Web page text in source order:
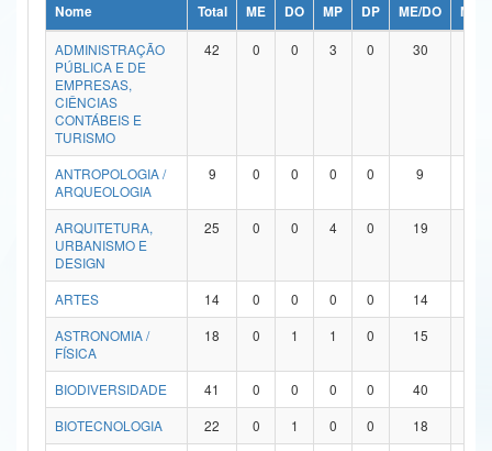
Ministério da Ciência, Tecnologia, Inovações e Comunicações
Ministério do Meio Ambiente
Ministério do Turismo
Ministério do Desenvolvimento Regional
Controladoria-Geral da União
Ministério da Mulher, da Família e dos Direitos Humanos
Secretaria de Governo
Advocacia-Geral da União
Nome Total ME DO MP DP ME/DO
MP/
ADMINISTRAÇÃO
PÚBLICA E DE
EMPRESAS,
CIÊNCIAS
CONTÁBEIS E
TURISMO
42 0 0 3 0 30
ANTROPOLOGIA /
ARQUEOLOGIA
9 0 0 0 0 9
ARQUITETURA,
URBANISMO E
DESIGN
25 0 0 4 0 19
ARTES 14 0 0 0 0 14
ASTRONOMIA /
FÍSICA
18 0 1 1 0 15
BIODIVERSIDADE 41 0 0 0 0 40
BIOTECNOLOGIA
22 0 1 0 0 18